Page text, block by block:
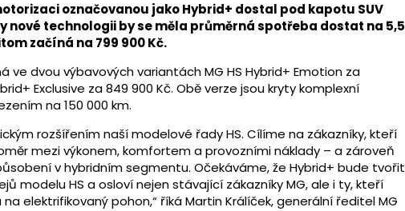
označovanou jako Hybrid+ dostal pod kapotu SUV
nové technologii by se měla průměrná spotřeba dostat na 5,5
začíná na 799 900 Kč.
ve dvou výbavových variantách MG HS Hybrid+ Emotion za
Exclusive za 849 900 Kč. Obě verze jsou kryty komplexní
na 150 000 km.
rozšířením naší modelové řady HS. Cílíme na zákazníky, kteří
mezi výkonem, komfortem a provozními náklady – a zároveň
v hybridním segmentu. Očekáváme, že Hybrid+ bude tvořit
modelu HS a osloví nejen stávající zákazníky MG, ale i ty, kteří
elektrifikovaný pohon,“ říká Martin Králíček, generální ředitel MG